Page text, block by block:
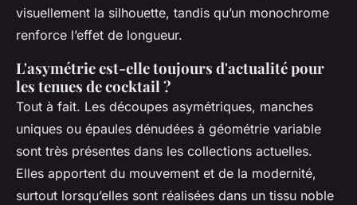
visuellement la silhouette, tandis qu’un monochrome
renforce l’effet de longueur.
L'asymétrie est-elle toujours d'actualité pour
les tenues de cocktail ?
Tout à fait. Les découpes asymétriques, manches
uniques ou épaules dénudées à géométrie variable
sont très présentes dans les collections actuelles.
Elles apportent du mouvement et de la modernité,
surtout lorsqu’elles sont réalisées dans un tissu noble